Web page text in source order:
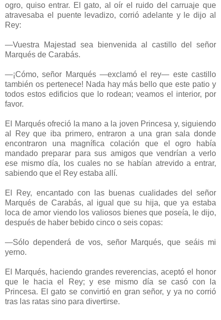
ogro, quiso entrar. El gato, al oír el ruido del carruaje que
atravesaba el puente levadizo, corrió adelante y le dijo al
Rey:
—Vuestra Majestad sea bienvenida al castillo del señor
Marqués de Carabás.
—¡Cómo, señor Marqués —exclamó el rey— este castillo
también os pertenece! Nada hay más bello que este patio y
todos estos edificios que lo rodean; veamos el interior, por
favor.
El Marqués ofreció la mano a la joven Princesa y, siguiendo
al Rey que iba primero, entraron a una gran sala donde
encontraron una magnífica colación que el ogro había
mandado preparar para sus amigos que vendrían a verlo
ese mismo día, los cuales no se habían atrevido a entrar,
sabiendo que el Rey estaba allí.
El Rey, encantado con las buenas cualidades del señor
Marqués de Carabás, al igual que su hija, que ya estaba
loca de amor viendo los valiosos bienes que poseía, le dijo,
después de haber bebido cinco o seis copas:
—Sólo dependerá de vos, señor Marqués, que seáis mi
yerno.
El Marqués, haciendo grandes reverencias, aceptó el honor
que le hacia el Rey; y ese mismo día se casó con la
Princesa. El gato se convirtió en gran señor, y ya no corrió
tras las ratas sino para divertirse.